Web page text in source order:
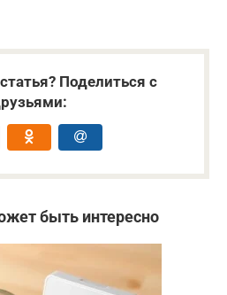
Поделиться с
быть интересно